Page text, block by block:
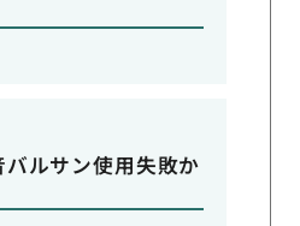
ルサン使用失敗か